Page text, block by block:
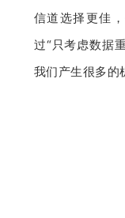
信道选择更佳
过“只考虑数据
我们产生很多的